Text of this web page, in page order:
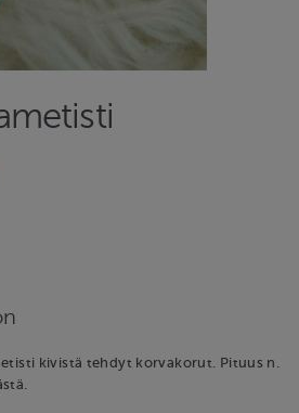
kivistä tehdyt korvakorut. Pituus n.